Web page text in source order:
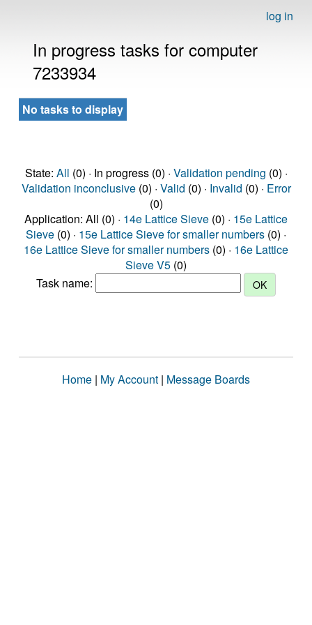
log in
In progress tasks for computer
7233934
No tasks to display
State: All (0) · In progress (0) · Validation pending (0) ·
Validation inconclusive(0) · Valid (0) · Invalid (0) · Error
(0)
Application: All (0) · 14e Lattice Sieve (0) · 15e Lattice
Sieve (0) · 15e Lattice Sieve for smaller numbers (0) ·
16e Lattice Sieve for smaller numbers (0) · 16e Lattice
Sieve V5 (0)
Task name:
Home | My Account | Message Boards